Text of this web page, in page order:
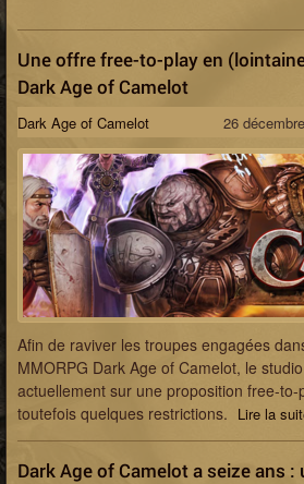
Une offre free-to-play en
Dark Age of Camelot
Dark Age of Camelot 26 décembre
Afin de raviver les troupes engagées
MMORPG Dark Age of Camelot, le
actuellement sur une proposition free-
toutefois quelques restrictions. Lire la
Dark Age of Camelot a seize ans